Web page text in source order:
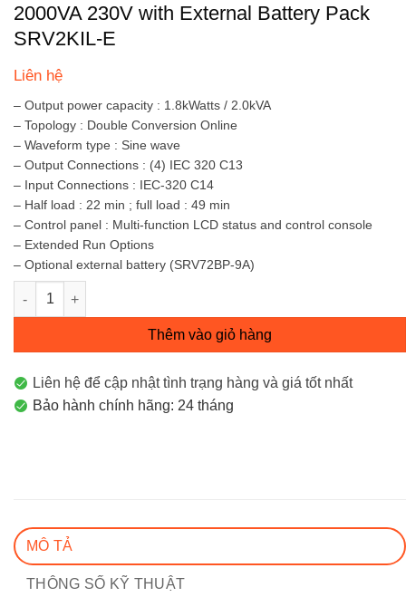
2000VA 230V with External Battery Pack
SRV2KIL-E
Liên hệ
– Output power capacity : 1.8kWatts / 2.0kVA
– Topology : Double Conversion Online
– Waveform type : Sine wave
– Output Connections : (4) IEC 320 C13
– Input Connections : IEC-320 C14
– Half load : 22 min ; full load : 49 min
– Control panel : Multi-function LCD status and control console
– Extended Run Options
– Optional external battery (SRV72BP-9A)
APC Easy UPS On-Line SRV Ext. Runtime 2000VA 230V with
Thêm vào giỏ hàng
Liên hệ để cập nhật tình trạng hàng và giá tốt nhất
Bảo hành chính hãng: 24 tháng
MÔ TẢ
THÔNG SỐ KỸ THUẬT